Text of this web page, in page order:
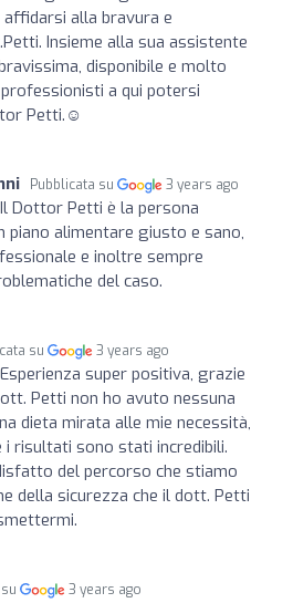
affidarsi alla bravura e
Insieme alla sua assistente
disponibile e molto
a qui potersi
Petti.☺
Pubblicata su 3 years ago
Il Dottor Petti è la persona
alimentare giusto e sano,
e inoltre sempre
del caso.
su 3 years ago
Esperienza super positiva, grazie
Petti non ho avuto nessuna
dieta mirata alle mie necessità,
risultati sono stati incredibili.
del percorso che stiamo
della sicurezza che il dott. Petti
3 years ago